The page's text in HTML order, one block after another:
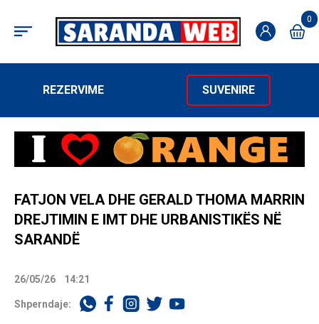
0
REZERVIME SUVENIRE
FATJON VELA DHE GERALD THOMA MARRIN
DREJTIMIN E IMT DHE URBANISTIKËS NË
SARANDË
26/05/26 14:21
Shperndaje: